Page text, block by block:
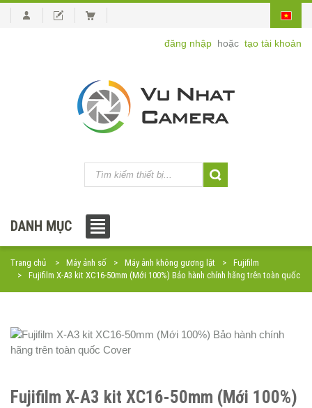
đăng nhập hoặc tạo tài khoản
DANH MỤC
Trang chủ Máy ảnh số Máy ảnh không gương lật
Fujifilm
Fujifilm X-A3 kit XC16-50mm (Mới 100%) Bảo hành chính hãng trên toàn quốc
Fujifilm X-A3 kit XC16-50mm (Mới 100%)